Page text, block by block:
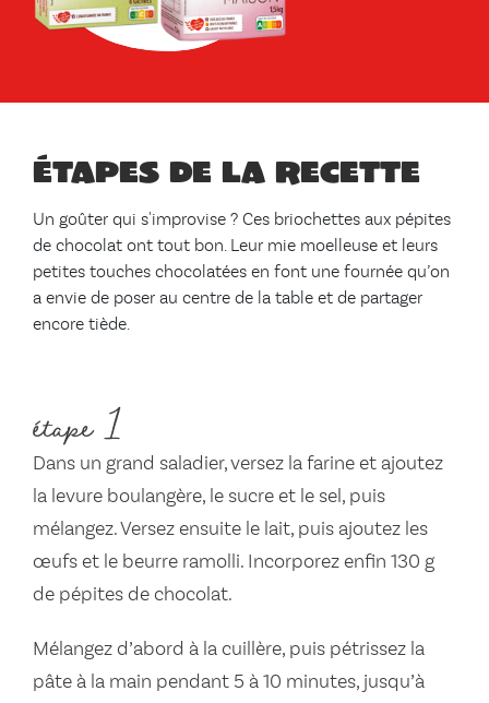
Étapes de la recette
Un goûter qui s'improvise ? Ces briochettes aux pépites
de chocolat ont tout bon. Leur mie moelleuse et leurs
petites touches chocolatées en font une fournée qu’on
a envie de poser au centre de la table et de partager
encore tiède.
étape 1
Dans un grand saladier, versez la farine et ajoutez
la levure boulangère, le sucre et le sel, puis
mélangez. Versez ensuite le lait, puis ajoutez les
œufs et le beurre ramolli. Incorporez enfin 130 g
de pépites de chocolat.
Mélangez d’abord à la cuillère, puis pétrissez la
pâte à la main pendant 5 à 10 minutes, jusqu’à